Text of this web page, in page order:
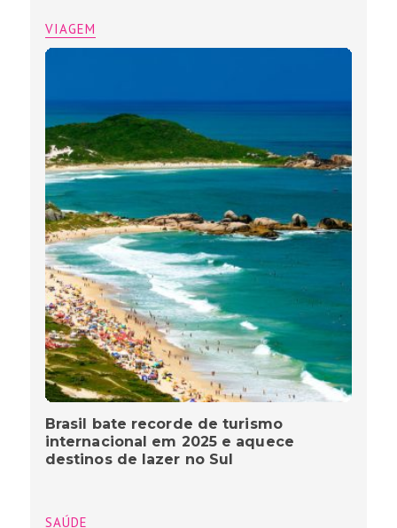
VIAGEM
Brasil bate recorde de turismo
internacional em 2025 e aquece
destinos de lazer no Sul
SAÚDE